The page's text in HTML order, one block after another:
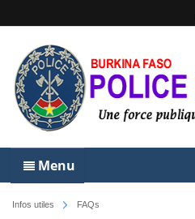
Menu
Infos utiles FAQs